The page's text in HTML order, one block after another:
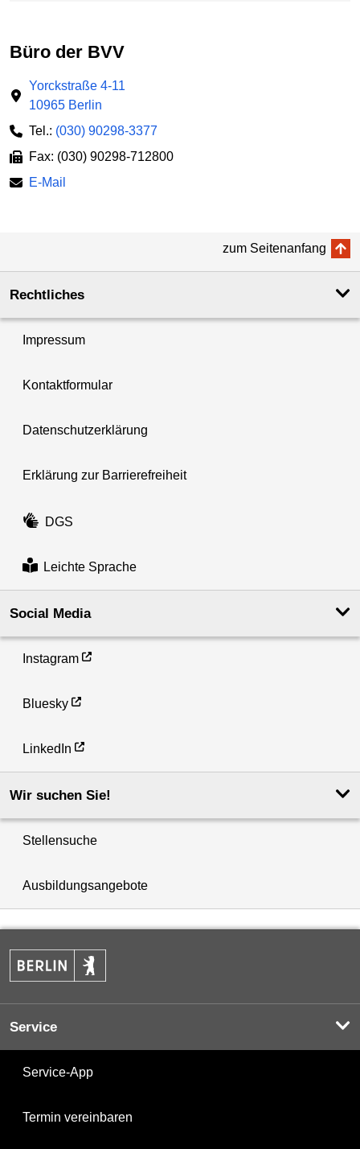
Büro der BVV
Yorckstraße 4-11
10965 Berlin
Tel.: (030) 90298-3377
Fax: (030) 90298-712800
E-Mail
zum Seitenanfang
Rechtliches
Impressum
Kontaktformular
Datenschutzerklärung
Erklärung zur Barrierefreiheit
DGS
Leichte Sprache
Social Media
Instagram
Bluesky
LinkedIn
Wir suchen Sie!
Stellensuche
Ausbildungsangebote
Service
Service-App
Termin vereinbaren